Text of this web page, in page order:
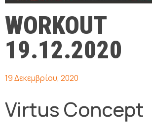
WORKOUT
19.12.2020
19 Δεκεμβρίου, 2020
Virtus Concept